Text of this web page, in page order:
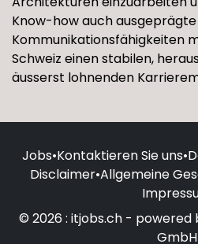
Know-how auch
Kommunikationsfähigkeiten
Schweiz einen stabilen,
äusserst lohnenden
Jobs•Kontaktieren Sie uns•
Disclaimer•Allgemeine
© 2026 : itjobs.ch -
GmbH